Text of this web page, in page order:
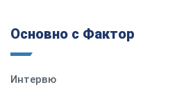
Основно с Фактор
Интервю